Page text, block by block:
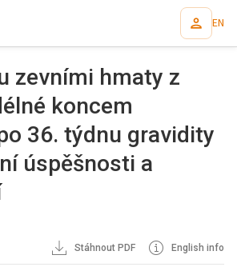
EN
zevními hmaty z
koncem
36. týdnu gravidity
úspěšnosti a
Stáhnout PDF English info